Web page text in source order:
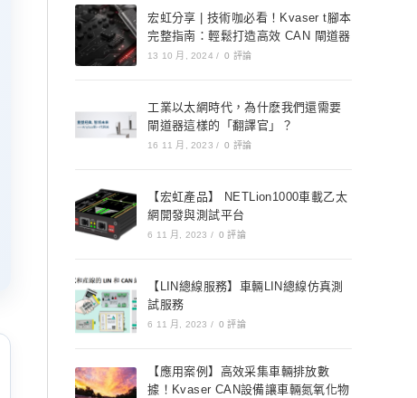
宏虹分享 | 技術咖必看！Kvaser t腳本
完整指南：輕鬆打造高效 CAN 閘道器
13 10 月, 2024 / 0 評論
工業以太網時代，為什麽我們還需要
閘道器這樣的「翻譯官」？
16 11 月, 2023 / 0 評論
【宏虹產品】 NETLion1000車載乙太
網開發與測試平台
6 11 月, 2023 / 0 評論
【LIN總線服務】車輛LIN總線仿真測
試服務
6 11 月, 2023 / 0 評論
【應用案例】高效采集車輛排放數
據！Kvaser CAN設備讓車輛氮氧化物